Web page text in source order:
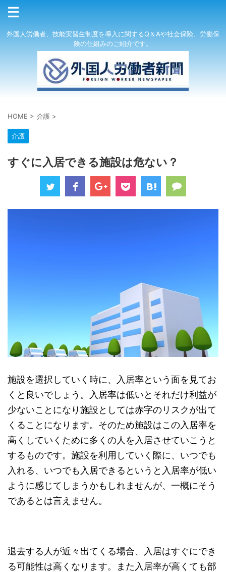
外国人労働者、技能実習生制度を導入に関するQ＆Aや社会保険、労働保
険の仕組みのご紹介です。
HOME > 介護 >
介護
すぐに入居できる施設は危ない？
施設を選択していく時に、入居率という面を見てお
くと良いでしょう。入居率は低いとそれだけ利益が
少ないことになり施設としては赤字のリスクが出て
くることになります。そのため施設はこの入居率を
高くしていくために多くの人を入居させていこうと
するものです。施設を利用していく際に、いつでも
入れる、いつでも入居できるというと入居率が低い
ように感じてしまうかもしれませんが、一概にそう
であるとは言えません。
退去する人が近々出てくる場合、入居はすぐにでき
る可能性は高くなります。また入居率が高くても部